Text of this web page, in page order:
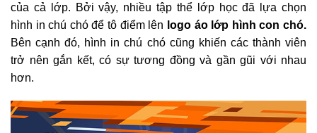
của cả lớp. Bởi vậy, nhiều tập thể lớp học đã lựa chọn
hình in chú chó để tô điểm lên logo áo lớp hình con chó.
Bên cạnh đó, hình in chú chó cũng khiến các thành viên
trở nên gắn kết, có sự tương đồng và gần gũi với nhau
hơn.